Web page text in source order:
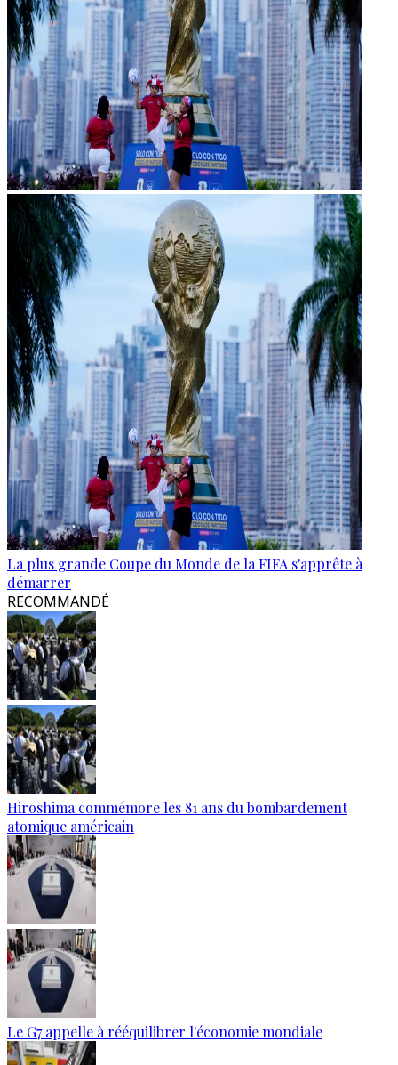
La plus grande Coupe du Monde de la FIFA s'apprête à
démarrer
RECOMMANDÉ
Hiroshima commémore les 81 ans du bombardement
atomique américain
Le G7 appelle à rééquilibrer l'économie mondiale